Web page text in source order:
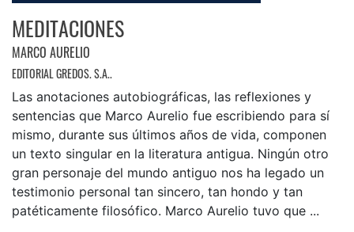
MEDITACIONES
MARCO AURELIO
EDITORIAL GREDOS. S.A..
Las anotaciones autobiográficas, las reflexiones y
sentencias que Marco Aurelio fue escribiendo para sí
mismo, durante sus últimos años de vida, componen
un texto singular en la literatura antigua. Ningún otro
gran personaje del mundo antiguo nos ha legado un
testimonio personal tan sincero, tan hondo y tan
patéticamente filosófico. Marco Aurelio tuvo que ...